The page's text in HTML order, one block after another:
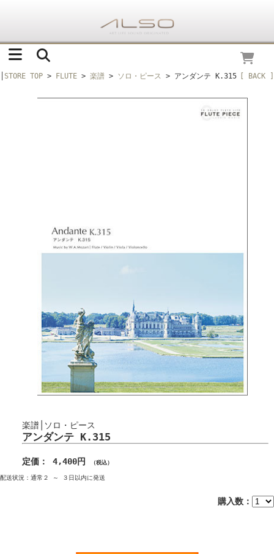
STORE TOP > FLUTE > 楽譜 > ソロ・ピース > アンダンテ K.315 [ BACK ]
楽譜│ソロ・ピース
アンダンテ K.315
定価： 4,400円 （税込）
配送状況：通常２ ～ ３日以内に発送
購入数：